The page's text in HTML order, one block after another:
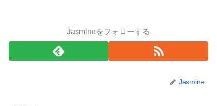
Jasmineをフォローする
Jasmine